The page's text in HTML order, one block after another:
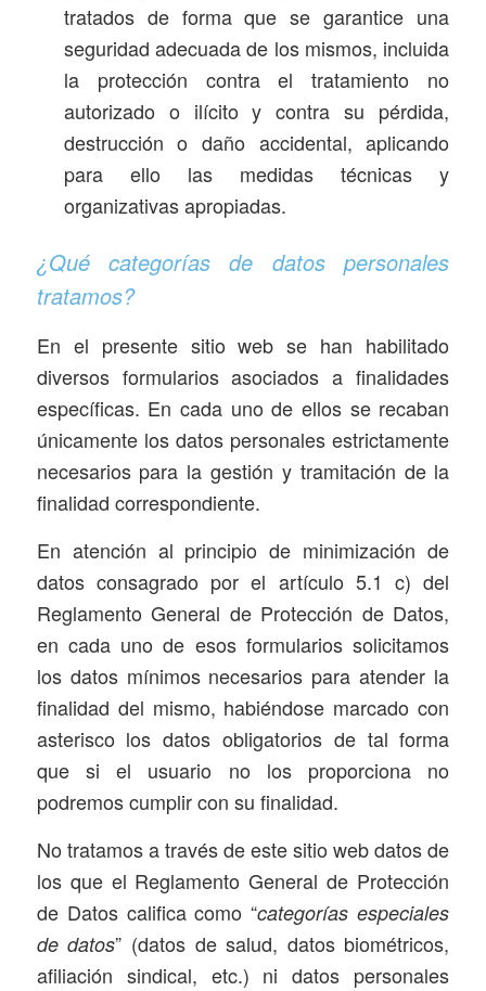
tratados de forma que se garantice una
seguridad adecuada de los mismos, incluida
la protección contra el tratamiento no
autorizado o ilícito y contra su pérdida,
destrucción o daño accidental, aplicando
para ello las medidas técnicas y
organizativas apropiadas.
¿Qué categorías de datos personales
tratamos?
En el presente sitio web se han habilitado
diversos formularios asociados a finalidades
específicas. En cada uno de ellos se recaban
únicamente los datos personales estrictamente
necesarios para la gestión y tramitación de la
finalidad correspondiente.
En atención al principio de minimización de
datos consagrado por el artículo 5.1 c) del
Reglamento General de Protección de Datos,
en cada uno de esos formularios solicitamos
los datos mínimos necesarios para atender la
finalidad del mismo, habiéndose marcado con
asterisco los datos obligatorios de tal forma
que si el usuario no los proporciona no
podremos cumplir con su finalidad.
No tratamos a través de este sitio web datos de
los que el Reglamento General de Protección
de Datos califica como “categorías especiales
de datos” (datos de salud, datos biométricos,
afiliación sindical, etc.) ni datos personales